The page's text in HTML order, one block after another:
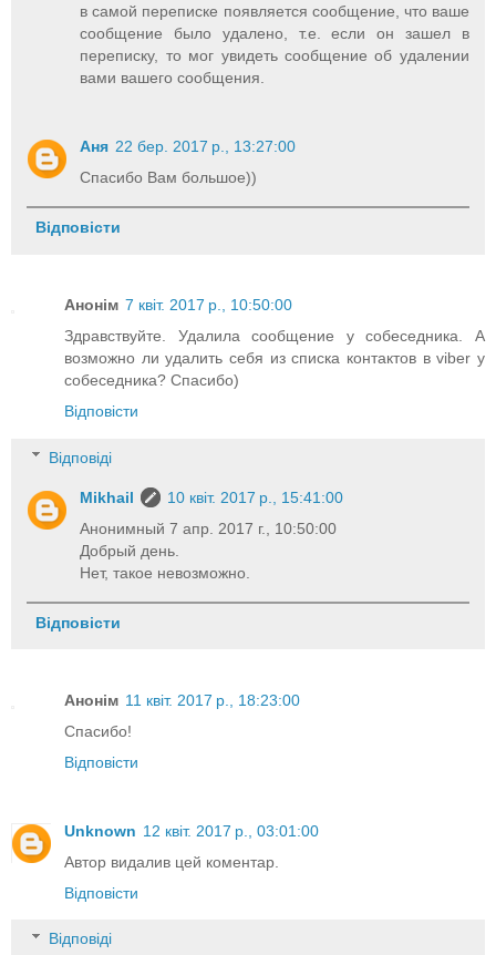
в самой переписке появляется сообщение, что ваше
сообщение было удалено, т.е. если он зашел в
переписку, то мог увидеть сообщение об удалении
вами вашего сообщения.
Аня 22 бер. 2017 р., 13:27:00
Спасибо Вам большое))
Відповісти
Анонім 7 квіт. 2017 р., 10:50:00
Здравствуйте. Удалила сообщение у собеседника. А
возможно ли удалить себя из списка контактов в viber у
собеседника? Спасибо)
Відповісти
Відповіді
Mikhail
10 квіт. 2017 р., 15:41:00
Анонимный 7 апр. 2017 г., 10:50:00
Добрый день.
Нет, такое невозможно.
Відповісти
Анонім 11 квіт. 2017 р., 18:23:00
Спасибо!
Відповісти
Unknown 12 квіт. 2017 р., 03:01:00
Автор видалив цей коментар.
Відповісти
Відповіді